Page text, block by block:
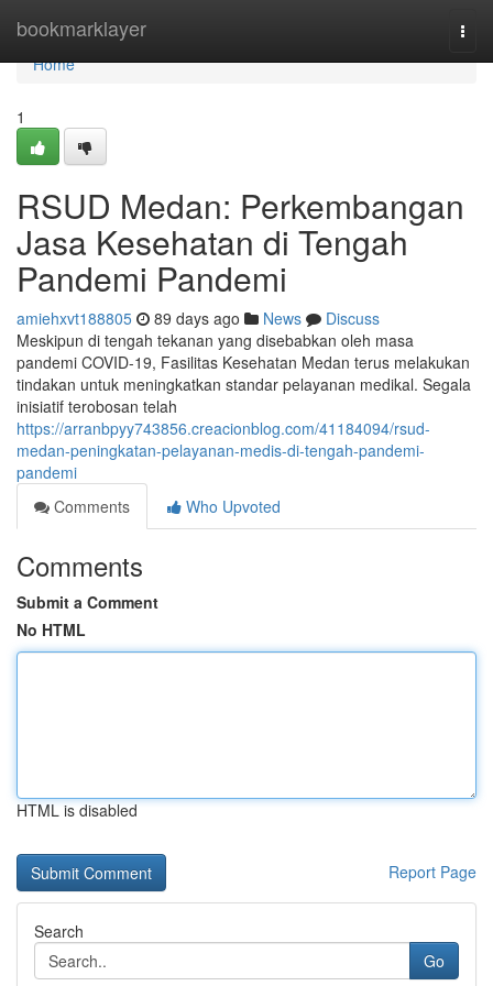
bookmarklayer
Home
Home
1
RSUD Medan: Perkembangan
Jasa Kesehatan di Tengah
Pandemi Pandemi
amiehxvt188805 89 days ago News
Discuss
Meskipun di tengah tekanan yang disebabkan oleh masa
pandemi COVID-19, Fasilitas Kesehatan Medan terus melakukan
tindakan untuk meningkatkan standar pelayanan medikal. Segala
inisiatif terobosan telah
https://arranbpyy743856.creacionblog.com/41184094/rsud-
medan-peningkatan-pelayanan-medis-di-tengah-pandemi-
pandemi
Comments
Who Upvoted
Comments
Submit a Comment
No HTML
HTML is disabled
Report Page
Search
Go